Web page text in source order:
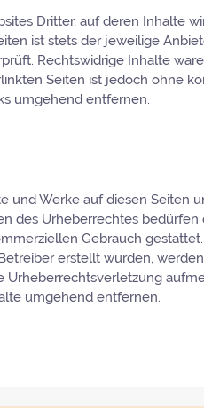
Dritter, auf deren Inhalte
ist stets der jeweilige
Rechtswidrige Inhalte
Seiten ist jedoch ohne
umgehend entfernen.
und Werke auf diesen Seiten
des Urheberrechtes
Gebrauch gestattet.
erstellt wurden,
umgehend entfernen.